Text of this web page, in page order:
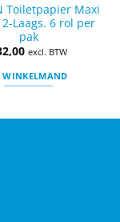
Toiletpapier Maxi
2-Laags. 6 rol per
pak
excl. BTW
WINKELMAND